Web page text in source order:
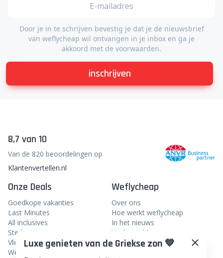
Door je in te schrijven bevestig je dat je de nieuwsbrief
van weflycheap wil ontvangen in je inbox en ga je
akkoord met de voorwaarden.
inschrijven
8,7 van 10
Van de 820 beoordelingen op
Klantenvertellen.nl
Onze Deals
Goedkope vakanties
Last Minutes
All inclusives
Stedentrips
Vliegtickets
Weekendje weg
Weflycheap
Over ons
Hoe werkt weflycheap
In het nieuws
Veelgestelde vragen
Blog
Luxe genieten van de Griekse zon 💙